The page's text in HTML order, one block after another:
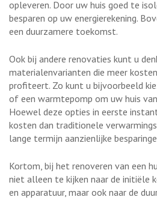
opleveren. Door uw huis goed te
besparen op uw energierekening.
een duurzamere toekomst.
Ook bij andere renovaties kunt u
materialenvarianten die meer
profiteert. Zo kunt u bijvoorbeeld
of een warmtepomp om uw huis
Hoewel deze opties in eerste
kosten dan traditionele
lange termijn aanzienlijke
Kortom, bij het renoveren van een
niet alleen te kijken naar de initiële
en apparatuur, maar ook naar de